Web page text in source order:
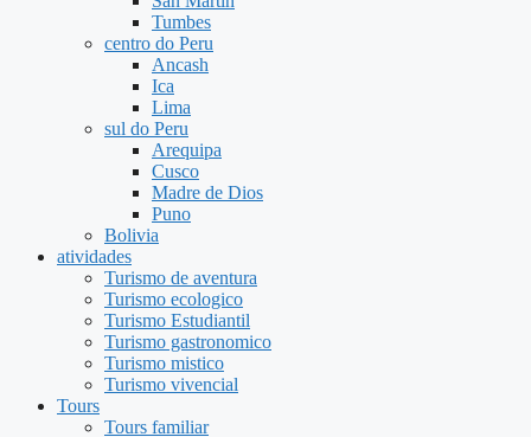
Tumbes
centro do Peru
Ancash
Ica
Lima
sul do Peru
Arequipa
Cusco
Madre de Dios
Puno
Bolivia
atividades
Turismo de aventura
Turismo ecologico
Turismo Estudiantil
Turismo gastronomico
Turismo mistico
Turismo vivencial
Tours
Tours familiar